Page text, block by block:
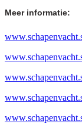
Meer informatie: